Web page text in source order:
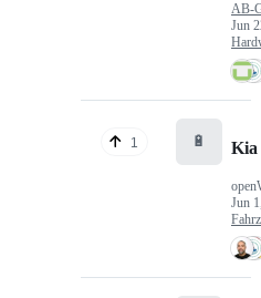
AB-
Jun
1 🔋 Kia
Jun